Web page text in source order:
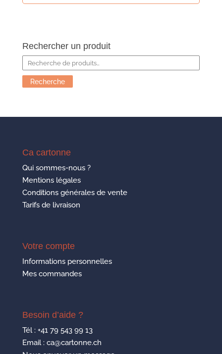
Rechercher un produit
Recherche
pour :
Recherche
Ca cartonne
Qui sommes-nous ?
Mentions légales
Conditions générales de vente
Tarifs de livraison
Votre compte
Informations personnelles
Mes commandes
Besoin d’aide ?
Tél : +41 79 543 99 13
Email : ca@cartonne.ch